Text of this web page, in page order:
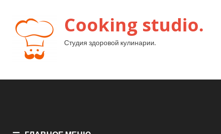
Cooking studio.
Студия здоровой кулинарии.